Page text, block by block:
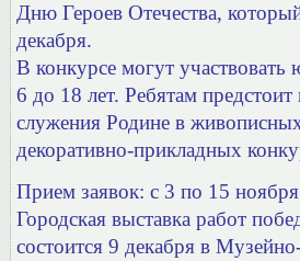
Дню Героев Отечества,
декабря.
В конкурсе могут
6 до 18 лет. Ребятам предстоит
служения Родине в
декоративно-прикладных
Прием заявок: с 3 по 15
Городская выставка работ
состоится 9 декабря в